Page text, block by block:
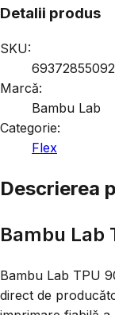
Detalii produs
SKU:
Marcă:
Bambu Lab
Categorie:
Flex
Descrierea
Bambu Lab
Bambu Lab TPU
direct de